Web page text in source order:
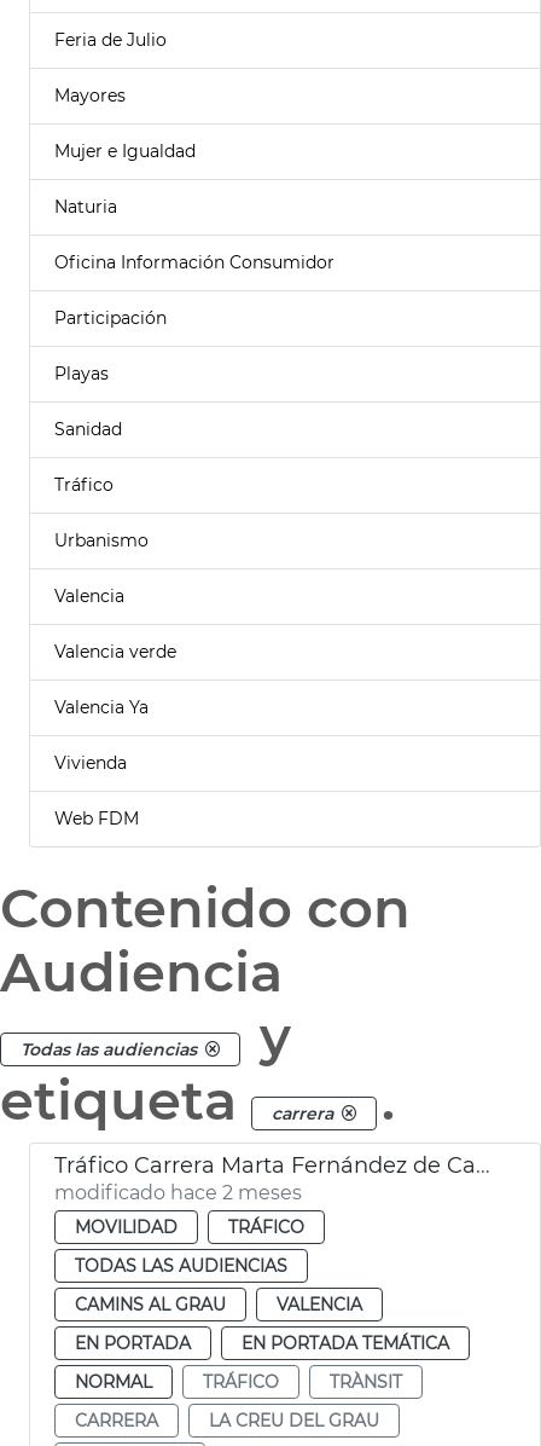
Feria de Julio
Mayores
Mujer e Igualdad
Naturia
Oficina Información Consumidor
Participación
Playas
Sanidad
Tráfico
Urbanismo
Valencia
Valencia verde
Valencia Ya
Vivienda
Web FDM
Contenido con
Audiencia
Todas las audiencias
y
etiqueta
carrera .
Tráfico Carrera Marta Fernández de Castro València
modificado hace 2 meses
MOVILIDAD
TRÁFICO
TODAS LAS AUDIENCIAS
CAMINS AL GRAU
VALENCIA
EN PORTADA
EN PORTADA TEMÁTICA
NORMAL
TRÁFICO
TRÀNSIT
CARRERA
LA CREU DEL GRAU